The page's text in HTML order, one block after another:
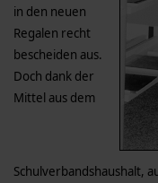
in den neuen
Regalen recht
bescheiden aus.
Doch dank der
Mittel aus dem
Schulverbandshaushalt,